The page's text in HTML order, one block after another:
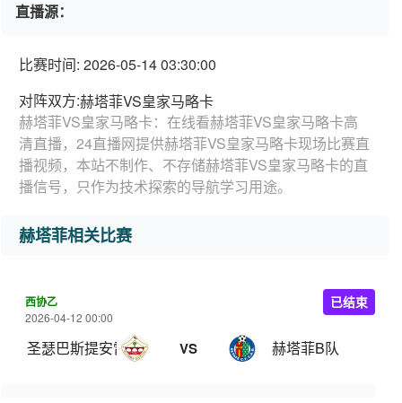
直播源：
比赛时间: 2026-05-14 03:30:00
对阵双方:赫塔菲VS皇家马略卡
赫塔菲VS皇家马略卡：在线看赫塔菲VS皇家马略卡高
清直播，24直播网提供赫塔菲VS皇家马略卡现场比赛直
播视频，本站不制作、不存储赫塔菲VS皇家马略卡的直
播信号，只作为技术探索的导航学习用途。
赫塔菲相关比赛
西协乙
2026-04-12 00:00
圣瑟巴斯提安雷耶斯 VS 赫塔菲B队
已结束